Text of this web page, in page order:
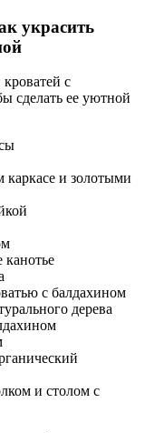
украсить
с
сделать ее уютной